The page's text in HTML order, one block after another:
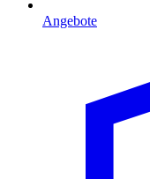
Angebote